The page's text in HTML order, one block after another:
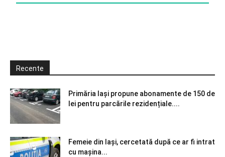
Recente
Primăria Iași propune abonamente de 150 de
lei pentru parcările rezidențiale....
Femeie din Iași, cercetată după ce ar fi intrat
cu mașina...